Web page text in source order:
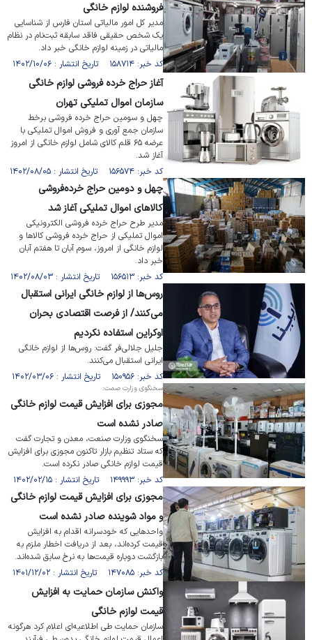
فروشنده لوازم خانگی
مدیر کل امور مالیاتی استان فارس از شناسایی
یک شخص حقیقی فاقد سابقه ثبت‌نام در نظام
مالیاتی در زمینه لوازم خانگی خبر داد.
کد خبر: ۱۵۸۷۱۴ تاریخ انتشار : ۱۴۰۲/۱۰/۰۶
آغاز حراج خرده فروشی لوازم خانگی
سازمان اموال تملیکی تهران
چهل و سومین حراج خرده فروشی برخط
سازمان جمع آوری و فروش اموال تملیکی با
عرضه ۶۵ قلم کالای شامل لوازم خانگی از امروز
آغاز شد.
کد خبر: ۱۵۶۵۷۴ تاریخ انتشار : ۱۴۰۲/۰۸/۰۵
چهل و دومین حراج خرده‌فروشی
کالاهای اموال تملیکی آغاز شد
مدیر طرح حراج خرده‌ فروشی الکترونیکی
اموال تملیکی از حراج خرده فروشی کالاها و
لوازم خانگی از امروز، سوم آبان تا هفتم آبان
خبر داد.
کد خبر: ۱۵۶۵۱۳ تاریخ انتشار : ۱۴۰۲/۰۸/۰۳
روس‌ها از لوازم خانگی ایرانی استقبال
می‌کنند/ از فرصت اقتصادی بحران
اوکراین استفاده نکردیم
جلیل جلالی‌فر گفت: روس‌ها از لوازم خانگی
ایرانی استقبال می‌کنند.
کد خبر: ۱۵۰۹۵۶ تاریخ انتشار : ۱۴۰۲/۰۳/۰۶
سخنگوی وزارت صمت:
مجوزی برای افزایش قیمت لوازم خانگی
صادر نشده است
سخنگوی وزارت صنعت، معدن و تجارت گفت
که ستاد تنظیم بازار تاکنون مجوزی برای افزایش
قیمت لوازم خانگی صادر نکرده است.
کد خبر: ۱۴۹۹۹۳ تاریخ انتشار : ۱۴۰۲/۰۲/۱۵
مجوزی برای افزایش قیمت لوازم خانگی
و مواد شوینده صادر نشده است
واحد‌هایی که خودسرانه اقدام به افزایش
قیمت کرده‌اند، بعد از دریافت اخطار ملزم به
بازگشت دوباره قیمت‌ها به نرخ سابق شده‌اند.
کد خبر: ۱۴۷۰۸۵ تاریخ انتشار : ۱۴۰۱/۱۲/۰۲
واکنش سازمان حمایت به افزایش
قیمت لوازم خانگی
سازمان حمایت طی اطلاعیه‌ای اعلام کرد هرگونه